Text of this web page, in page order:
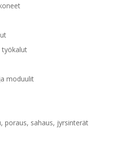
moduulit
poraus, sahaus, jyrsinterät